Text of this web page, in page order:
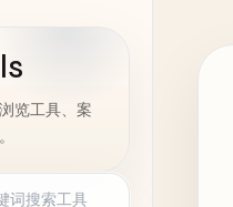
览工具、案